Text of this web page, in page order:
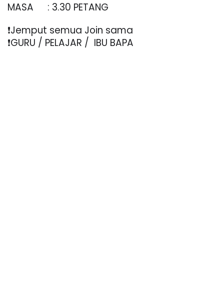
MASA
: 3.30 PETANG
❗️Jemput semua Join sama
❗️GURU / PELAJAR /  IBU BAPA